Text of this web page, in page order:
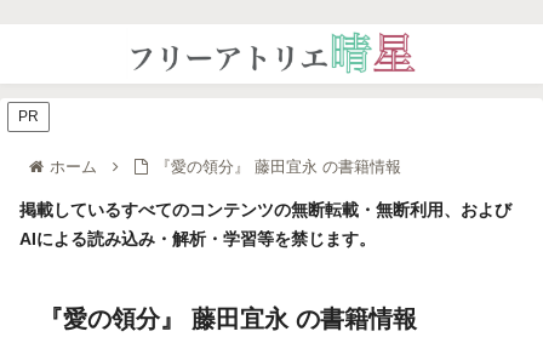
ホーム 『愛の領分』 藤田宜永 の書籍情報
掲載しているすべてのコンテンツの無断転載・無断利用、および
AIによる読み込み・解析・学習等を禁じます。
『愛の領分』 藤田宜永 の書籍情報
PR